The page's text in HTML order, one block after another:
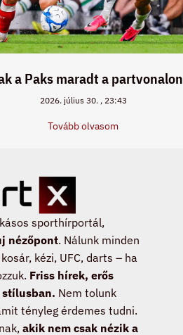
a Paks maradt a partvonalon
2026. július 30. 23:43
Tovább olvasom
sporthírportál,
nézőpont. Nálunk minden
kézi, UFC, darts – ha
Friss hírek, erős
Nem tolunk
tényleg érdemes tudni.
akik nem csak nézik a